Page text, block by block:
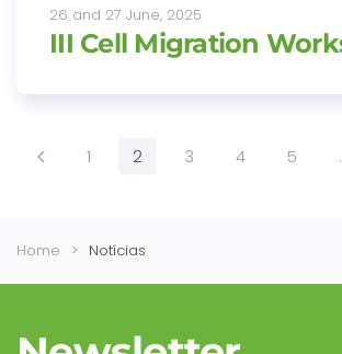
26 and 27 June, 2025
III Cell Migration
1 2 3 4 5
Home Notícias